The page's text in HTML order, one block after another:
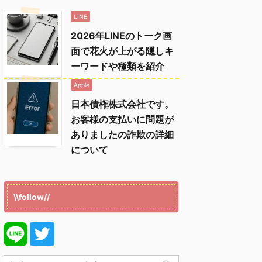
LINE
2026年LINEのトーク画
面で花火が上がる隠しキ
ーワードや種類を紹介
Apple
日本債権株式会社です。
お客様の支払いに問題が
ありましたの詐欺の詳細
について
\\follow//